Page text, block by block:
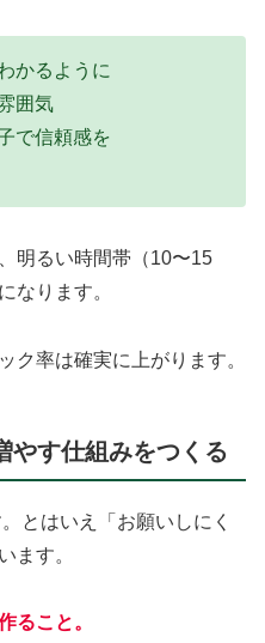
かるように
囲気
で信頼感を
明るい時間帯（10〜15
なります。
ク率は確実に上がります。
やす仕組みをつくる
とはいえ「お願いしにく
ます。
ること。